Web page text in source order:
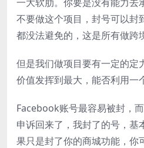
不要做这个项目，封号可以封
都没法避免的，这是所有做跨
但是我们做项目要有一定的定
价值发挥到最大，能否利用一
Facebook账号最容易被封，
申诉回来了，我封了的号，基
果只是封了你的商城功能，你